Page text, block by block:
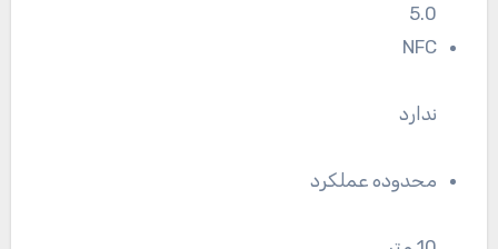
5.0
NFC
ندارد
محدوده عملکرد